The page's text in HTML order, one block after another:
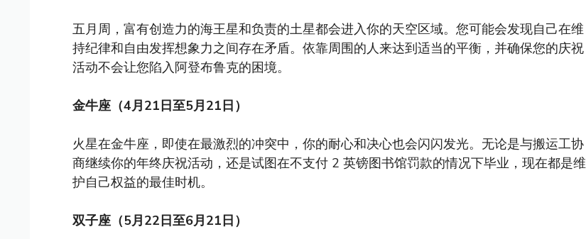
五月周，富有创造力的海王星和负责的土星都会进入你的天空区域。您可能会发现自己在维
持纪律和自由发挥想象力之间存在矛盾。依靠周围的人来达到适当的平衡，并确保您的庆祝
活动不会让您陷入阿登布鲁克的困境。
金牛座（4月21日至5月21日）
火星在金牛座，即使在最激烈的冲突中，你的耐心和决心也会闪闪发光。无论是与搬运工协
商继续你的年终庆祝活动，还是试图在不支付 2 英镑图书馆罚款的情况下毕业，现在都是维
护自己权益的最佳时机。
双子座（5月22日至6月21日）